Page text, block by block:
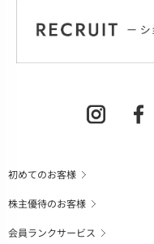
初めてのお客様
株主優待のお客様
会員ランクサービス